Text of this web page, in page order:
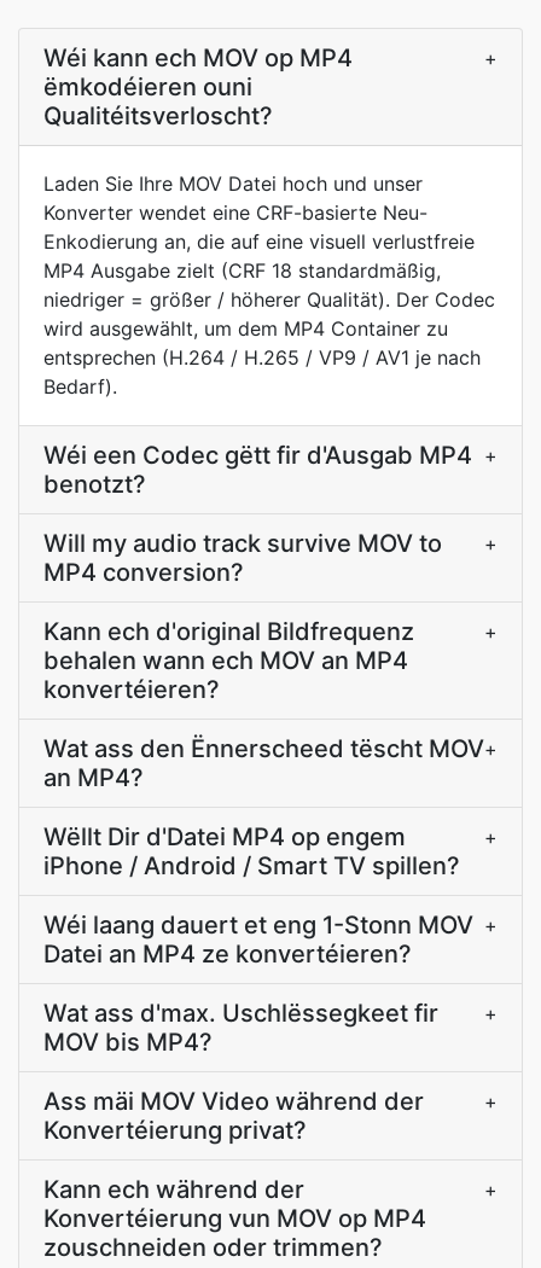
Wéi kann ech MOV op MP4
ëmkodéieren ouni
Qualitéitsverloscht?
+
Laden Sie Ihre MOV Datei hoch und unser
Konverter wendet eine CRF-basierte Neu-
Enkodierung an, die auf eine visuell verlustfreie
MP4 Ausgabe zielt (CRF 18 standardmäßig,
niedriger = größer / höherer Qualität). Der Codec
wird ausgewählt, um dem MP4 Container zu
entsprechen (H.264 / H.265 / VP9 / AV1 je nach
Bedarf).
Wéi een Codec gëtt fir d'Ausgab MP4
benotzt?
+
Will my audio track survive MOV to
MP4 conversion?
+
Kann ech d'original Bildfrequenz
behalen wann ech MOV an MP4
konvertéieren?
+
Wat ass den Ënnerscheed tëscht MOV
an MP4?
+
Wëllt Dir d'Datei MP4 op engem
iPhone / Android / Smart TV spillen?
+
Wéi laang dauert et eng 1-Stonn MOV
Datei an MP4 ze konvertéieren?
+
Wat ass d'max. Uschlëssegkeet fir
MOV bis MP4?
+
Ass mäi MOV Video während der
Konvertéierung privat?
+
Kann ech während der
Konvertéierung vun MOV op MP4
zouschneiden oder trimmen?
+